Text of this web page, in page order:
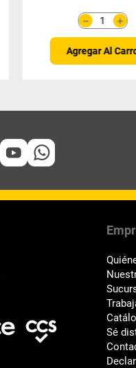
＋
－
Agregar Al
Sé